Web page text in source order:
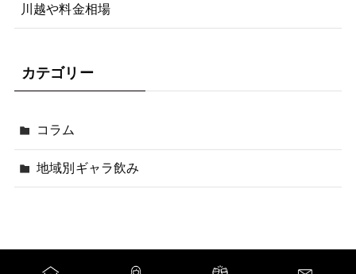
川越や料金相場
カテゴリー
コラム
地域別ギャラ飲み